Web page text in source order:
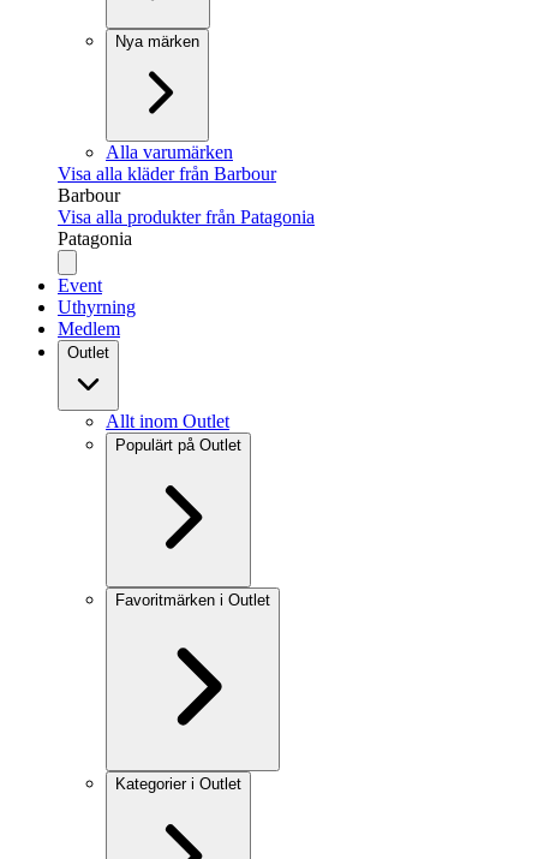
Nya märken
Alla varumärken
Visa alla kläder från Barbour
Barbour
Visa alla produkter från Patagonia
Patagonia
Event
Uthyrning
Medlem
Outlet
Allt inom Outlet
Populärt på Outlet
Favoritmärken i Outlet
Kategorier i Outlet